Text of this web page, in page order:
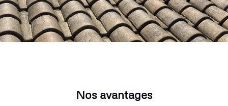
Nos avantages